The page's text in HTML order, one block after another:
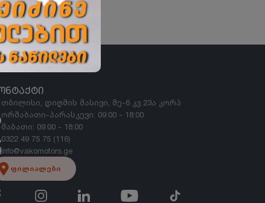
თბილისი, დიღმის მასივი, მე-6 კვ 23ა კორპ
ორშაბათი-პარასკევი: 09:00 - 18:00
შაბათი: 09:00 - 18:00
0322 49 75 75 (116)
info@vakomotors.ge
ფილიალები